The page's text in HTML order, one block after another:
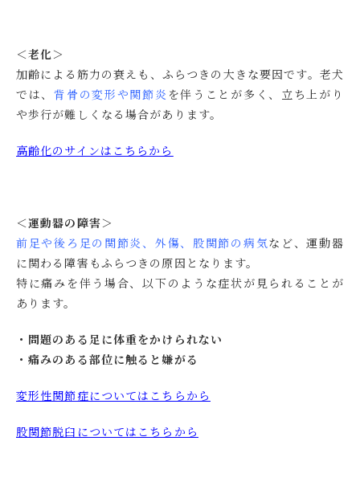
＜老化＞
加齢による筋力の衰えも、ふらつきの大きな要因です。老犬
では、背骨の変形や関節炎 を伴うことが多く、立ち上がり
や歩行が難しくなる場合があります。
高齢化のサインはこちらから
＜運動器の障害＞
前足や後ろ足の関節炎、外傷、股関節の病気など、運動器
に関わる障害もふらつきの原因となります。
特に痛みを伴う場合、以下のような症状が見られることが
あります。
・問題のある足に体重をかけられない
・痛みのある部位に触ると嫌がる
変形性関節症についてはこちらから
股関節脱臼についてはこちらから